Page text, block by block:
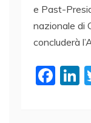
e Past-
nazionale di
concluderà
F